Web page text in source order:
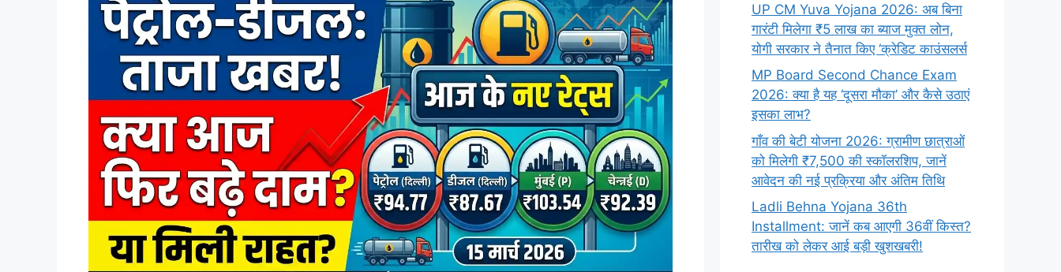
UP CM Yuva Yojana 2026: अब बिना
गारंटी मिलेगा ₹5 लाख का ब्याज मुक्त लोन,
योगी सरकार ने तैनात किए ‘क्रेडिट काउंसलर्स
MP Board Second Chance Exam
2026: क्या है यह ‘दूसरा मौका’ और कैसे उठाएं
इसका लाभ?
गाँव की बेटी योजना 2026: ग्रामीण छात्राओं
को मिलेगी ₹7,500 की स्कॉलरशिप, जानें
आवेदन की नई प्रक्रिया और अंतिम तिथि
Ladli Behna Yojana 36th
Installment: जानें कब आएगी 36वीं किस्त?
तारीख को लेकर आई बड़ी खुशखबरी!